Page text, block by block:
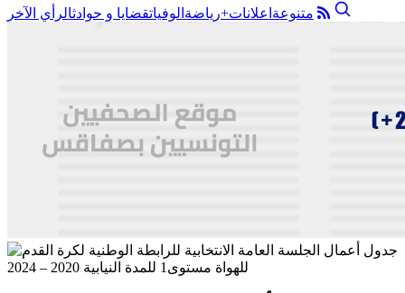
متنوعة اعلانات+رياضة الوفياتقضايا و حوادثالرأي الآخر